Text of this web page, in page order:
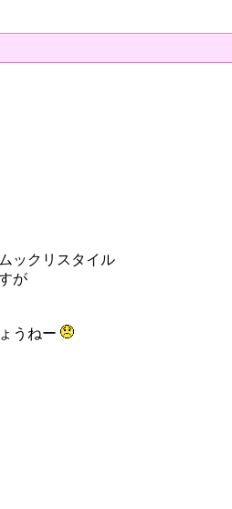
ックリスタイル
が
うねー